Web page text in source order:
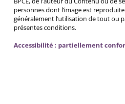
personnes dont l’image est
généralement l’utilisation de tout ou
présentes conditions.
Accessibilité : partiellement